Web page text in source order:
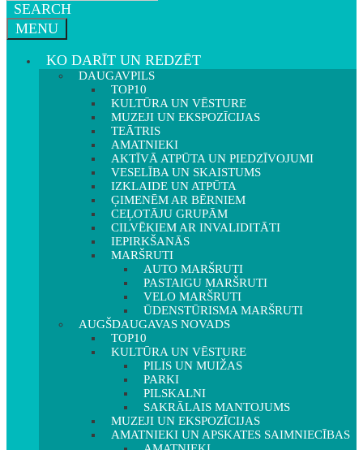
SEARCH
MENU
KO DARĪT UN REDZĒT
DAUGAVPILS
TOP10
KULTŪRA UN VĒSTURE
MUZEJI UN EKSPOZĪCIJAS
TEĀTRIS
AMATNIEKI
AKTĪVĀ ATPŪTA UN PIEDZĪVOJUMI
VESELĪBA UN SKAISTUMS
IZKLAIDE UN ATPŪTA
ĢIMENĒM AR BĒRNIEM
CEĻOTĀJU GRUPĀM
CILVĒKIEM AR INVALIDITĀTI
IEPIRKŠANĀS
MARŠRUTI
AUTO MARŠRUTI
PASTAIGU MARŠRUTI
VELO MARŠRUTI
ŪDENSTŪRISMA MARŠRUTI
AUGŠDAUGAVAS NOVADS
TOP10
KULTŪRA UN VĒSTURE
PILIS UN MUIŽAS
PARKI
PILSKALNI
SAKRĀLAIS MANTOJUMS
MUZEJI UN EKSPOZĪCIJAS
AMATNIEKI UN APSKATES SAIMNIECĪBAS